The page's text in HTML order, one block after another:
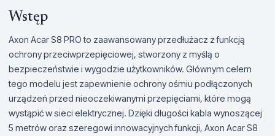
Wstęp
Axon Acar S8 PRO to zaawansowany przedłużacz z funkcją
ochrony przeciwprzepięciowej, stworzony z myślą o
bezpieczeństwie i wygodzie użytkowników. Głównym celem
tego modelu jest zapewnienie ochrony ośmiu podłączonych
urządzeń przed nieoczekiwanymi przepięciami, które mogą
wystąpić w sieci elektrycznej. Dzięki długości kabla wynoszącej
5 metrów oraz szeregowi innowacyjnych funkcji, Axon Acar S8